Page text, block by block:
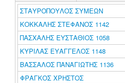
ΣΤΑΥΡΟΠΟΥΛΟΣ ΣΥΜΕΩΝ
ΚΟΚΚΑΛΗΣ ΣΤΕΦΑΝΟΣ 1142
ΠΑΣΧΑΛΗΣ ΕΥΣΤΑΘΙΟΣ 1058
ΚΥΡΙΛΑΣ ΕΥΑΓΓΕΛΟΣ 1148
ΒΑΣΣΑΛΟΣ ΠΑΝΑΓΙΩΤΗΣ 1136
ΦΡΑΓΚΟΣ ΧΡΗΣΤΟΣ